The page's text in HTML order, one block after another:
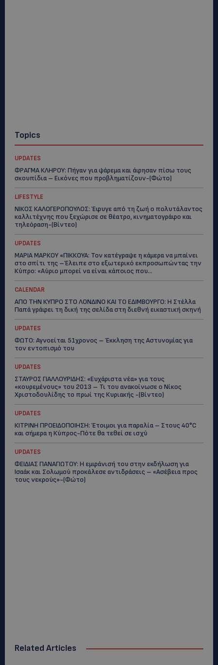
Topics
UPDATES
ΦΡΑΓΜΑ ΚΛΗΡΟΥ: Πήγαν για ψάρεμα και άφησαν πίσω τους
σκουπίδια – Εικόνες που προβληματίζουν-(Φώτο)
LIFESTYLE
ΝΙΚΟΣ ΚΑΛΟΓΕΡΟΠΟΥΛΟΣ: Έφυγε από τη ζωή ο πολυτάλαντος
καλλιτέχνης που ξεχώρισε σε θέατρο, κινηματογράφο και
τηλεόραση-(Bίντεο)
UPDATES
ΜΑΡΙΑ ΜΑΡΚΟΥ «ΠΙΚΚΟΥΑ: Τον κατέγραψε η κάμερα να μπαίνει
στο σπίτι της –Έλειπε στο εξωτερικό εκπροσωπώντας την
Κύπρο: «Αύριο μπορεί να είναι κάποιος που...
CALENDAR
ΑΠΟ ΤΗΝ ΚΥΠΡΟ ΣΤΟ ΛΟΝΔΙΝΟ ΚΑΙ ΤΟ ΕΔΙΜΒΟΥΡΓΟ: Η Στέλλα
Παπά γράφει τη δική της σελίδα στη διεθνή εικαστική σκηνή
UPDATES
ΦΩΤΟ: Αγνοείται 51χρονος – Έκκληση της Αστυνομίας για
τον εντοπισμό του
UPDATES
ΣΤΑΥΡΟΣ ΓΙΑΛΛΟΥΡΙΔΗΣ: «Ευχάριστα νέα» για τους
«κουρεμένους» του 2013 – Τι του ανακοίνωσε ο Νίκος
Χριστοδουλίδης το πρωί της Κυριακής -(Βίντεο)
UPDATES
ΚΙΤΡΙΝΗ ΠΡΟΕΙΔΟΠΟΙΗΣΗ: Έτοιμοι για παραλία – Στους 40°C
και σήμερα η Κύπρος-Πότε θα τεθεί σε ισχύ
UPDATES
ΦΕΙΔΙΑΣ ΠΑΝΑΓΙΩΤΟΥ: Η εμφάνισή του στην εκδήλωση για
Ισαάκ και Σολωμού προκάλεσε αντιδράσεις – «Ασέβεια προς
τους νεκρούς»-(Φώτο)
Related Articles